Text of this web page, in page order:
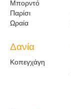
Μπορντό
Παρίσι
Ωραία
Δανία
Κοπεγχάγη